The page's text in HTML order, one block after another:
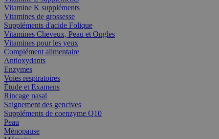
Vitamine K suppléments
Vitamines de grossesse
Suppléments d'acide Folique
Vitamines Cheveux, Peau et Ongles
Vitamines pour les yeux
Complément alimentaire
Antioxydants
Enzymes
Voies respiratoires
Étude et Examens
Rincage nasal
Saignement des gencives
Suppléments de coenzyme Q10
Peau
Ménopause